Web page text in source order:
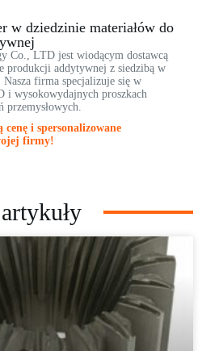
w dziedzinie materiałów do
Co., LTD jest wiodącym dostawcą
produkcji addytywnej z siedzibą w
firma specjalizuje się w
i wysokowydajnych proszkach
przemysłowych.
i spersonalizowane
firmy!